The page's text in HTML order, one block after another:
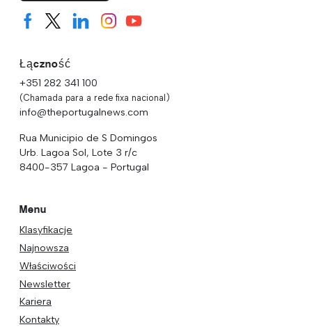
Łączność
+351 282 341 100
(Chamada para a rede fixa nacional)
info@theportugalnews.com
Rua Municipio de S Domingos
Urb. Lagoa Sol, Lote 3 r/c
8400-357 Lagoa - Portugal
Menu
Klasyfikacje
Najnowsza
Właściwości
Newsletter
Kariera
Kontakty